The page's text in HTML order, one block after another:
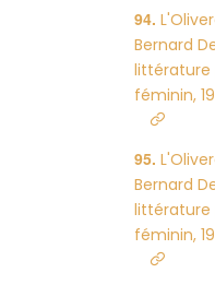
Bernard
littérature
féminin,
Bernard
littérature
féminin,